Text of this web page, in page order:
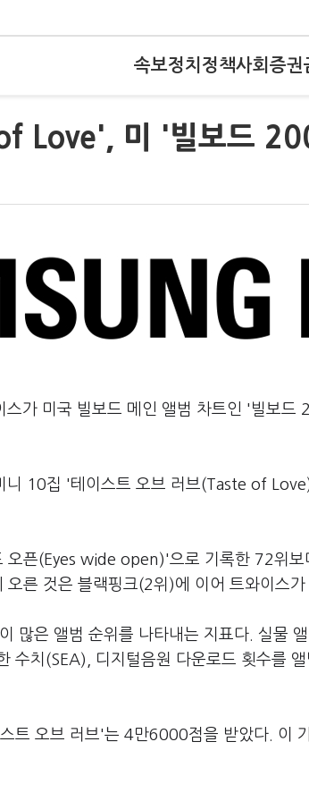
속보정치 정책사회 증권
Love', 미 '빌보드
스가 미국 빌보드 메인 앨범 차트인 '빌보드
니 10집 '테이스트 오브 러브(Taste of
오픈(Eyes wide open)'으로 기록한 72위보
른 것은 블랙핑크(2위)에 이어 트와이스가
많은 앨범 순위를 나타내는 지표다. 실물
수치(SEA), 디지털음원 다운로드 횟수를
트 오브 러브'는 4만6000점을 받았다. 이